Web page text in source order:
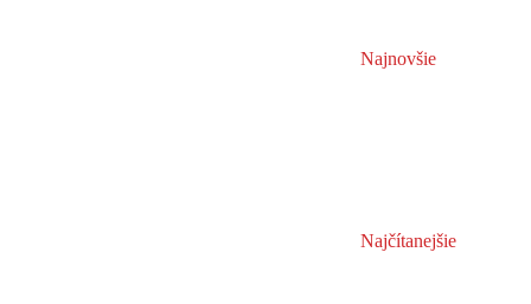
Najnovšie
Najčítanejšie